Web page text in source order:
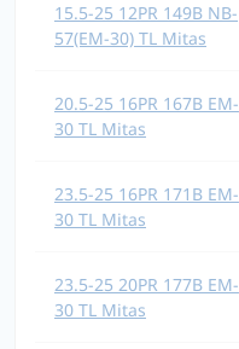
15.5-25 12PR 149B NB-
57(EM-30) TL Mitas
20.5-25 16PR 167B EM-
30 TL Mitas
23.5-25 16PR 171B EM-
30 TL Mitas
23.5-25 20PR 177B EM-
30 TL Mitas